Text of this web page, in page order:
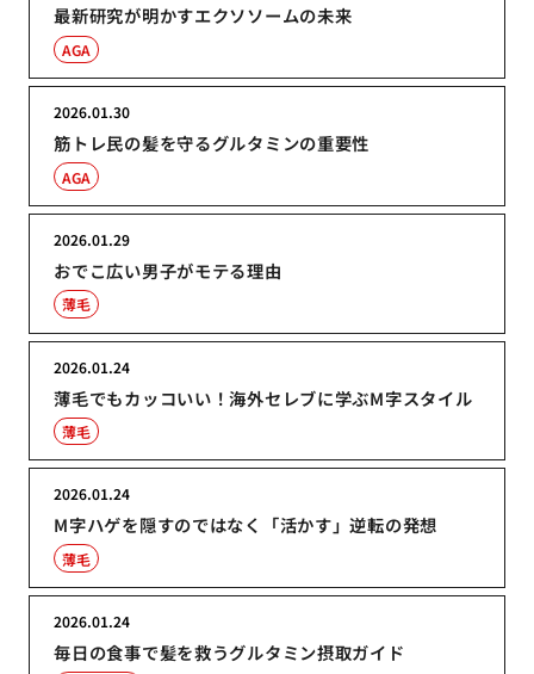
最新研究が明かすエクソソームの未来
AGA
筋トレ民の髪を守るグルタミンの重要性
2026.01.30
AGA
おでこ広い男子がモテる理由
2026.01.29
薄毛
薄毛でもカッコいい！海外セレブに学ぶM字スタイル
2026.01.24
薄毛
M字ハゲを隠すのではなく「活かす」逆転の発想
2026.01.24
薄毛
毎日の食事で髪を救うグルタミン摂取ガイド
2026.01.24